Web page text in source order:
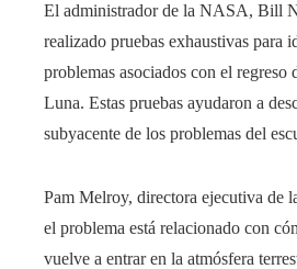
El administrador de la NASA, Bill
realizado pruebas exhaustivas para
problemas asociados con el regreso
Luna. Estas pruebas ayudaron a
subyacente de los problemas del
Pam Melroy, directora ejecutiva de
el problema está relacionado con
vuelve a entrar en la atmósfera